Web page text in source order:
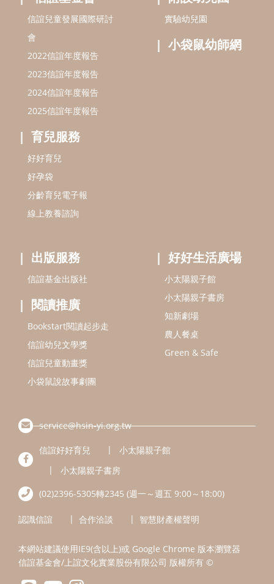
信誼兒童發展國際研討
會
2022信誼年度報告
2023信誼年度報告
2024信誼年度報告
2025信誼年度報告
育兒服務
好好育兒
好孕袋
分齡育兒電子報
線上教養諮詢
實驗幼兒園
小袋鼠幼師網
出版服務
信誼基金出版社
閱讀推廣
Bookstart閱讀起步走
信誼幼兒文學獎
信誼兒童動畫獎
小袋鼠說故事劇團
好好生活廣場
小太陽親子館
小太陽親子書房
知新劇場
農人餐桌
Green & Safe
service@hsin-yi.org.tw
信誼好好育兒
小太陽親子館
小太陽親子書房
(02)2396-5305轉2345 (週一～週五 9:00～18:00)
認識信誼 合作洽談 智慧財產權聲明
本網站建議使用IE9(含以上)或 Google Chrome 版本瀏覽器
信誼基金會/上誼文化實業股份有限公司 版權所有 ©